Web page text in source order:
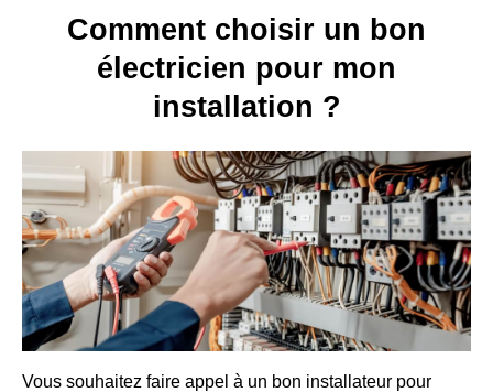
Comment choisir un bon
électricien pour mon
installation ?
Vous souhaitez faire appel à un bon installateur pour